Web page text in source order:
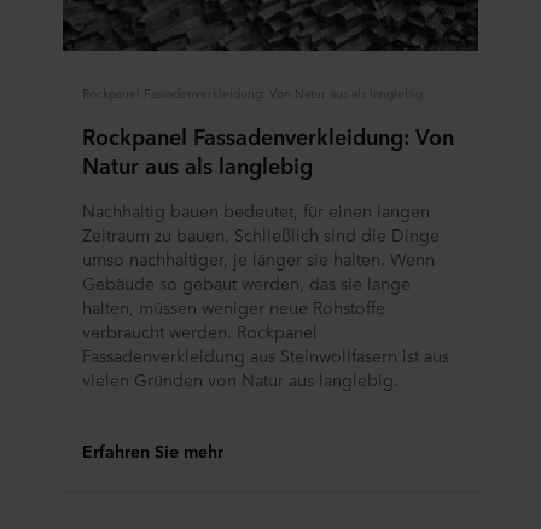
welches ROCKWOOL Unternehmen für die Verarbeitung
Ihrer personenbezogenen Daten verantwortlich ist.
Rockpanel Fassadenverkleidung: Von Natur aus als langlebig
Rockpanel Fassadenverkleidung: Von
Natur aus als langlebig
Nachhaltig bauen bedeutet, für einen langen
Zeitraum zu bauen. Schließlich sind die Dinge
umso nachhaltiger, je länger sie halten. Wenn
Gebäude so gebaut werden, das sie lange
halten, müssen weniger neue Rohstoffe
verbraucht werden. Rockpanel
Fassadenverkleidung aus Steinwollfasern ist aus
vielen Gründen von Natur aus langlebig.
Erfahren Sie mehr